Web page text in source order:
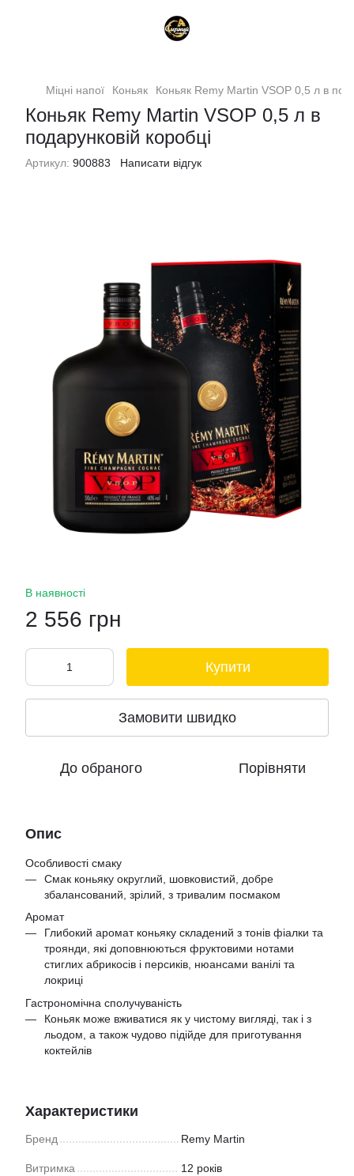
Міцні напої Коньяк Коньяк Remy Martin VSOP 0,5 л в
Коньяк Remy Martin VSOP 0,5 л в
подарунковій коробці
Артикул: 900883 Написати відгук
В наявності
2 556 грн
Купити
Замовити швидко
До обраного Порівняти
Опис
Особливості смаку
Смак коньяку округлий, шовковистий, добре
збалансований, зрілий, з тривалим посмаком
Аромат
Глибокий аромат коньяку складений з тонів фіалки та
троянди, які доповнюються фруктовими нотами
стиглих абрикосів і персиків, нюансами ванілі та
локриці
Гастрономічна сполучуваність
Коньяк може вживатися як у чистому вигляді, так і з
льодом, а також чудово підійде для приготування
коктейлів
Характеристики
Бренд Remy Martin
Витримка 12 років